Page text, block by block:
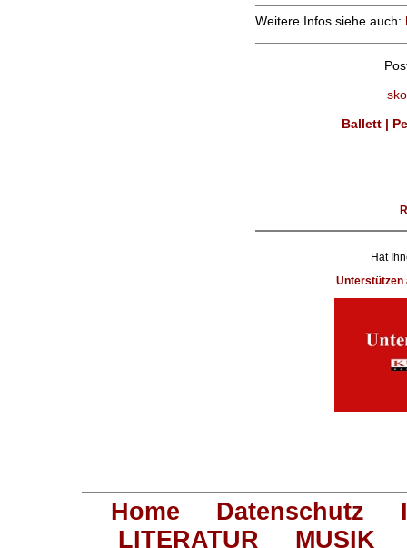
Weitere Infos siehe auch:
Ballett |
Hat
Unterstützen
Home Datenschutz
LITERATUR
MUSIK